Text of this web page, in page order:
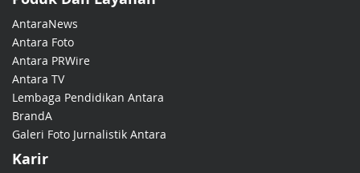
AntaraNews
Antara Foto
Antara PRWire
Antara TV
Lembaga Pendidikan Antara
BrandA
Galeri Foto Jurnalistik Antara
Karir